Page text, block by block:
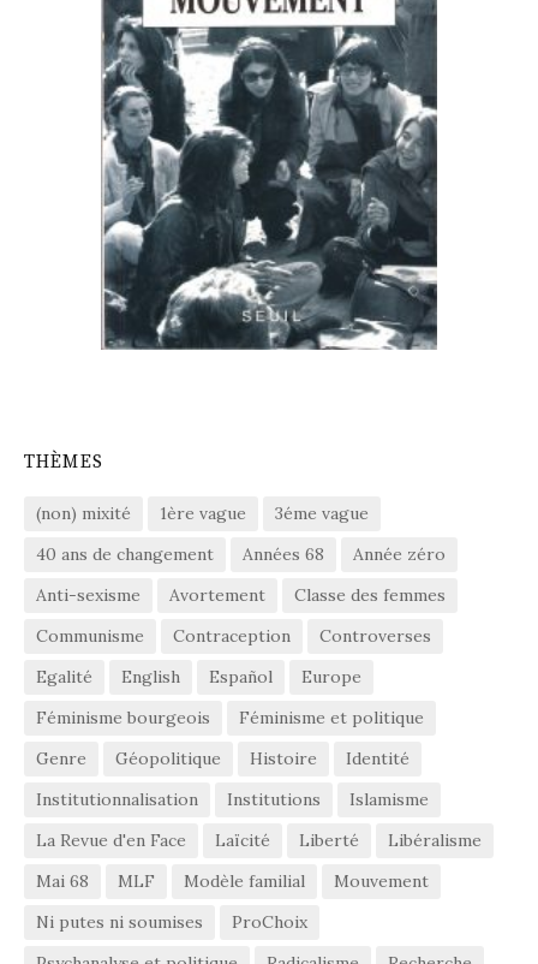
THÈMES
(non) mixité 1ère vague
3éme vague
40 ans de changement
Années 68
Année zéro
Anti-sexisme
Avortement
Classe des femmes
Communisme
Contraception
Controverses
Egalité
English Español
Europe
Féminisme bourgeois
Féminisme et politique
Genre
Géopolitique Histoire
Identité
Institutionnalisation
Institutions
Islamisme
La Revue d'en Face
Laïcité Liberté
Libéralisme
Mai 68
MLF Modèle familial
Mouvement
Ni putes ni soumises
ProChoix